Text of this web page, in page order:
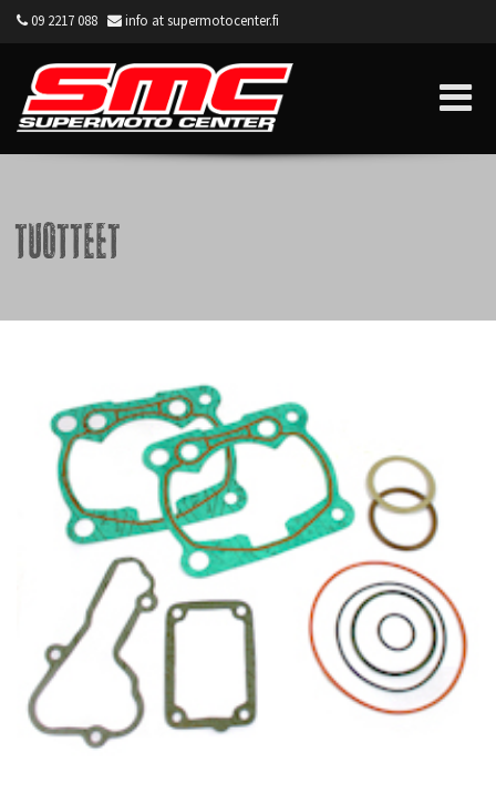
09 2217 088 info at supermotocenter.fi
Tuotteet